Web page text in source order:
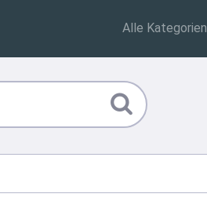
Alle Kategorien